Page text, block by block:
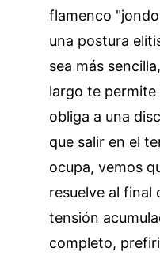
flamenco
una postura
sea más
largo te permite
obliga a una
que salir en el
ocupa, vemos
resuelve al final
tensión
completo,